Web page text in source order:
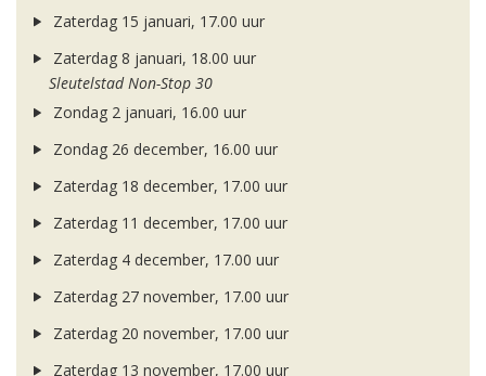
Zaterdag 15 januari, 17.00 uur
Zaterdag 8 januari, 18.00 uur
Sleutelstad Non-Stop 30
Zondag 2 januari, 16.00 uur
Zondag 26 december, 16.00 uur
Zaterdag 18 december, 17.00 uur
Zaterdag 11 december, 17.00 uur
Zaterdag 4 december, 17.00 uur
Zaterdag 27 november, 17.00 uur
Zaterdag 20 november, 17.00 uur
Zaterdag 13 november, 17.00 uur